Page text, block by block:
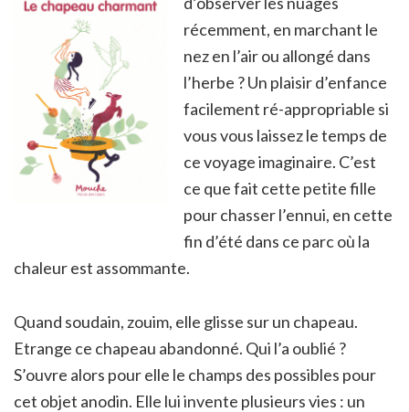
récemment, en marchant le
nez en l’air ou allongé dans
l’herbe ? Un plaisir d’enfance
facilement ré-appropriable si
vous vous laissez le temps de
ce voyage imaginaire. C’est
ce que fait cette petite fille
pour chasser l’ennui, en cette
fin d’été dans ce parc où la
chaleur est assommante.
Quand soudain, zouim, elle glisse sur un chapeau.
Etrange ce chapeau abandonné. Qui l’a oublié ?
S’ouvre alors pour elle le champs des possibles pour
cet objet anodin. Elle lui invente plusieurs vies : un